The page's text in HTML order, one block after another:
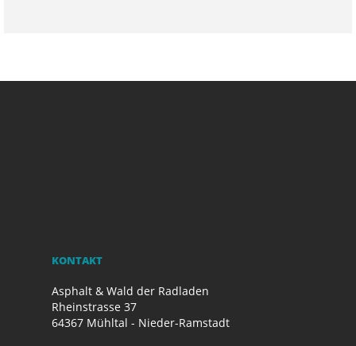
KONTAKT
Asphalt & Wald der Radladen
Rheinstrasse 37
64367 Mühltal - Nieder-Ramstadt